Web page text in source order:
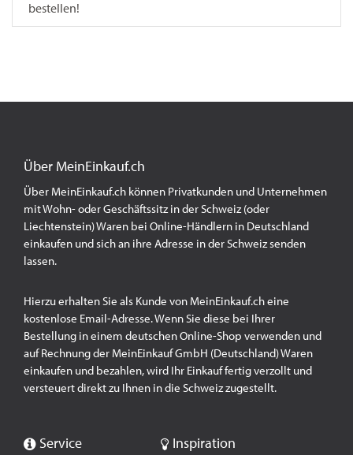
bestellen!
Über MeinEinkauf.ch
Über MeinEinkauf.ch können Privatkunden und Unternehmen
mit Wohn- oder Geschäftssitz in der Schweiz (oder
Liechtenstein) Waren bei Online-Händlern in Deutschland
einkaufen und sich an ihre Adresse in der Schweiz senden
lassen.
Hierzu erhalten Sie als Kunde von MeinEinkauf.ch eine
kostenlose Email-Adresse. Wenn Sie diese bei Ihrer
Bestellung in einem deutschen Online-Shop verwenden und
auf Rechnung der MeinEinkauf GmbH (Deutschland) Waren
einkaufen und bezahlen, wird Ihr Einkauf fertig verzollt und
versteuert direkt zu Ihnen in die Schweiz zugestellt.
Service Inspiration